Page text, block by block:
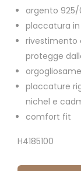
argento 925/
placcatura
rivestimento
protegge
placcature
nichel e
comfort fit
H4185100